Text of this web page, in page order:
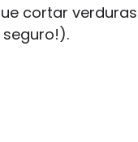
cortar